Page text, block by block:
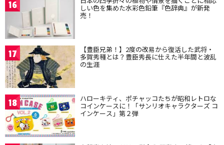
16 しい色を集めた水彩色鉛筆『色辞典』が新発
売！
17 【豊臣兄弟！】2度の改易から復活した武将・
多賀秀種とは？豊臣秀長に仕えた半年間と波乱
の生涯
18 ハローキティ、ポチャッコたちが昭和レトロな
コインケースに！「サンリオキャラクターズ コ
インケース」第２弾